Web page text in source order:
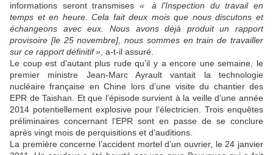
informations seront transmises « à l’Inspection du travail en
temps et en heure. Cela fait deux mois que nous discutons et
échangeons avec eux. Nous avons déjà produit un rapport
provisoire [le 25 novembre], nous sommes en train de travailler
sur ce rapport définitif », a-t-il assuré.
Le coup est d'autant plus rude qu’il y a encore une semaine, le
premier ministre Jean-Marc Ayrault vantait la technologie
nucléaire française en Chine lors d’une visite du chantier des
EPR de Taishan. Et que l’épisode survient à la veille d’une année
2014 potentiellement explosive pour l’électricien. Trois enquêtes
préliminaires concernant l’EPR sont en passe de se conclure
après vingt mois de perquisitions et d’auditions.
La première concerne l’accident mortel d’un ouvrier, le 24 janvier